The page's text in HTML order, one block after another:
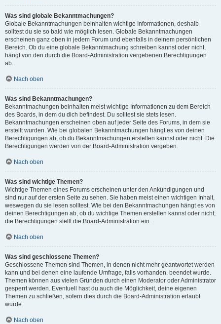
Was sind globale Bekanntmachungen?
Globale Bekanntmachungen beinhalten wichtige Informationen, deshalb
solltest du sie so bald wie möglich lesen. Globale Bekanntmachungen
erscheinen ganz oben in jedem Forum und ebenfalls in deinem persönlichen
Bereich. Ob du eine globale Bekanntmachung schreiben kannst oder nicht,
hängt von den durch die Board-Administration vergebenen Berechtigungen
ab.
Nach oben
Was sind Bekanntmachungen?
Bekanntmachungen beinhalten meist wichtige Informationen zu dem Bereich
des Boards, in dem du dich befindest. Du solltest sie stets lesen.
Bekanntmachungen erscheinen oben auf jeder Seite des Forums, in dem sie
erstellt wurden. Wie bei globalen Bekanntmachungen hängt es von deinen
Berechtigungen ab, ob du Bekanntmachungen erstellen kannst oder nicht. Die
Berechtigungen werden von der Board-Administration vergeben.
Nach oben
Was sind wichtige Themen?
Wichtige Themen eines Forums erscheinen unter den Ankündigungen und
sind nur auf der ersten Seite zu sehen. Sie haben meist einen wichtigen Inhalt,
weswegen du sie lesen solltest. Wie bei den Bekanntmachungen hängt es von
deinen Berechtigungen ab, ob du wichtige Themen erstellen kannst oder nicht;
die Berechtigungen stellt die Board-Administration ein.
Nach oben
Was sind geschlossene Themen?
Geschlossene Themen sind Themen, in denen nicht mehr geantwortet werden
kann und bei denen eine laufende Umfrage, falls vorhanden, beendet wurde.
Themen können aus vielen Gründen durch einen Moderator oder Administrator
gesperrt werden. Eventuell hast du auch die Möglichkeit, deine eigenen
Themen zu schließen, sofern dies durch die Board-Administration erlaubt
wurde.
Nach oben